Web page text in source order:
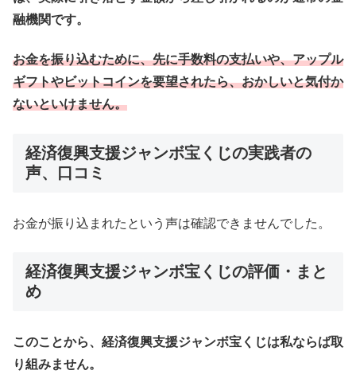
融機関です。
お金を振り込むために、先に手数料の支払いや、アップル
ギフトやビットコインを要望されたら、おかしいと気付か
ないといけません。
経済復興支援ジャンボ宝くじの実践者の
声、口コミ
お金が振り込まれたという声は確認できませんでした。
経済復興支援ジャンボ宝くじの評価・まと
め
このことから、経済復興支援ジャンボ宝くじは私ならば取
り組みません。